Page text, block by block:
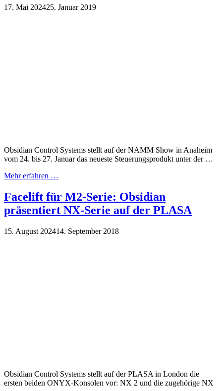
17. Mai 202425. Januar 2019
Obsidian Control Systems stellt auf der NAMM Show in Anaheim
vom 24. bis 27. Januar das neueste Steuerungsprodukt unter der …
Mehr erfahren …
Facelift für M2-Serie: Obsidian
präsentiert NX-Serie auf der PLASA
15. August 202414. September 2018
Obsidian Control Systems stellt auf der PLASA in London die
ersten beiden ONYX-Konsolen vor: NX 2 und die zugehörige NX